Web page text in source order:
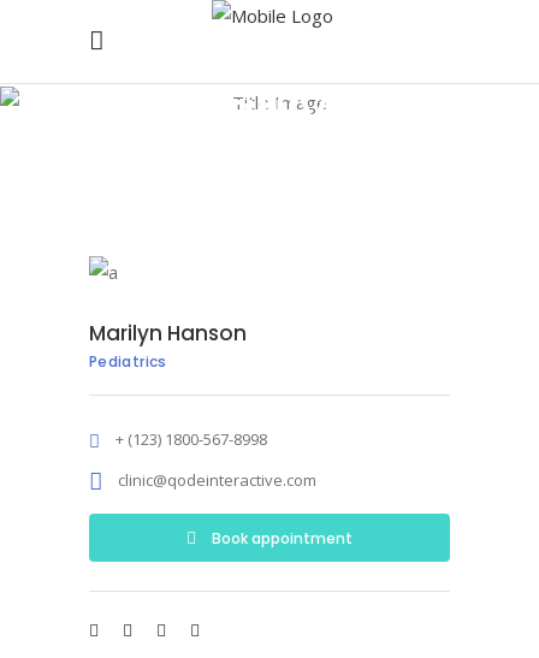
Marilyn
Marilyn Hanson
Pediatrics
+ (123) 1800-567-8998
clinic@qodeinteractive.com
Book appointment